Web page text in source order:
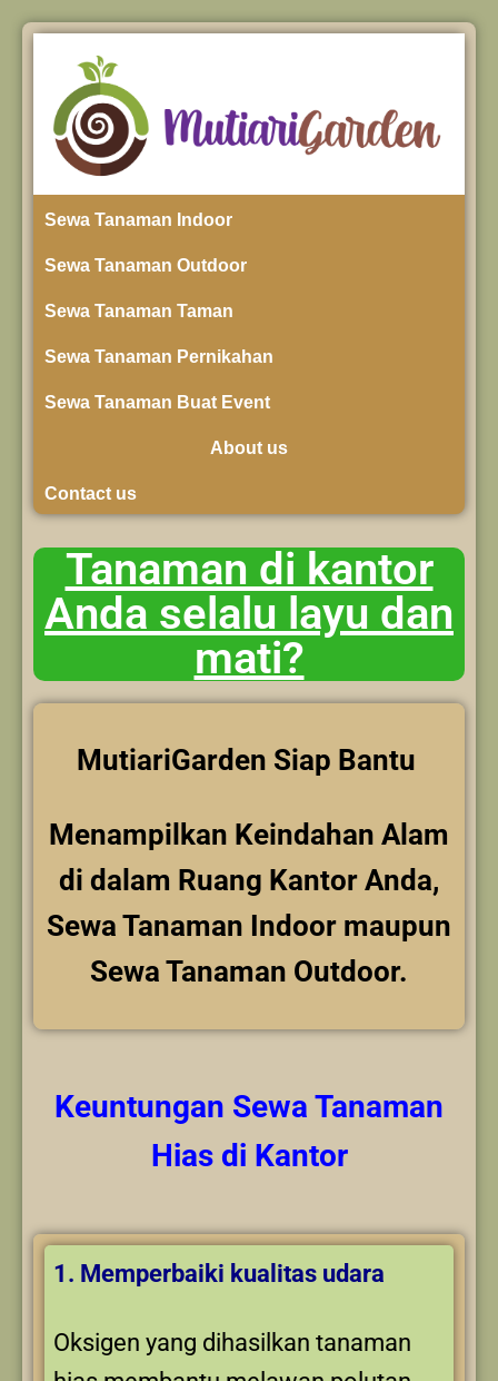
Sewa Tanaman Indoor
Sewa Tanaman Outdoor
Sewa Tanaman Taman
Sewa Tanaman Pernikahan
Sewa Tanaman Buat Event
About us
Contact us
Tanaman di kantor
Anda selalu layu dan
mati?
MutiariGarden Siap Bantu
Menampilkan Keindahan Alam
di dalam Ruang Kantor Anda,
Sewa Tanaman Indoor maupun
Sewa Tanaman Outdoor.
Keuntungan Sewa Tanaman
Hiasdi Kantor
1. Memperbaiki kualitas udara
Oksigen yang dihasilkan tanaman